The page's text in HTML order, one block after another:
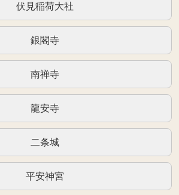
伏見稲荷大社
銀閣寺
南禅寺
龍安寺
二条城
平安神宮